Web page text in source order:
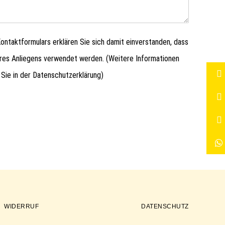
erklären Sie sich damit einverstanden, dass
Anliegens verwendet werden. (Weitere Informationen
in der Datenschutzerklärung)
WIDERRUF DATENSCHUTZ